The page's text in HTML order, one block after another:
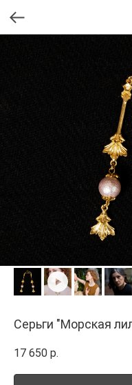
Серьги "Морская
17 650 р.